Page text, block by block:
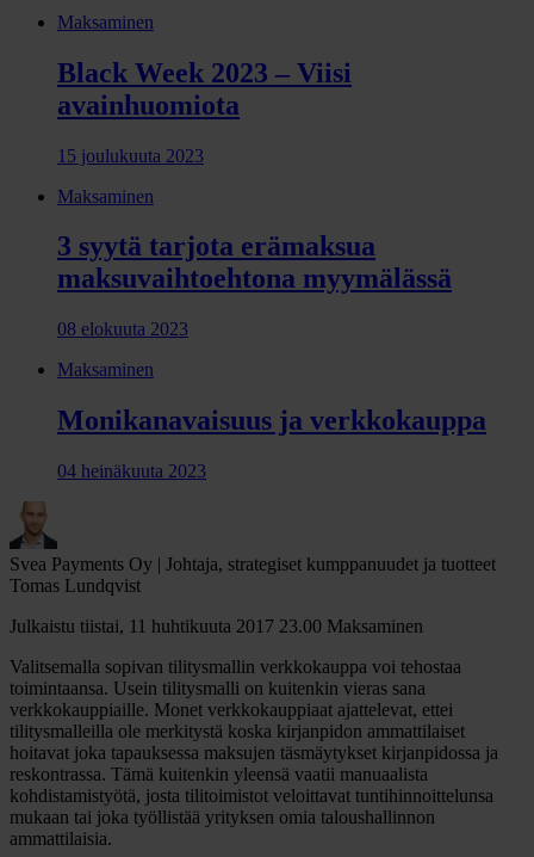
Maksaminen
Black Week 2023 – Viisi
avainhuomiota
15 joulukuuta 2023
Maksaminen
3 syytä tarjota erämaksua
maksuvaihtoehtona myymälässä
08 elokuuta 2023
Maksaminen
Monikanavaisuus ja verkkokauppa
04 heinäkuuta 2023
Svea Payments Oy | Johtaja, strategiset kumppanuudet ja tuotteet
Tomas Lundqvist
Julkaistu tiistai, 11 huhtikuuta 2017 23.00 Maksaminen
Valitsemalla sopivan tilitysmallin verkkokauppa voi tehostaa
toimintaansa. Usein tilitysmalli on kuitenkin vieras sana
verkkokauppiaille. Monet verkkokauppiaat ajattelevat, ettei
tilitysmalleilla ole merkitystä koska kirjanpidon ammattilaiset
hoitavat joka tapauksessa maksujen täsmäytykset kirjanpidossa ja
reskontrassa. Tämä kuitenkin yleensä vaatii manuaalista
kohdistamistyötä, josta tilitoimistot veloittavat tuntihinnoittelunsa
mukaan tai joka työllistää yrityksen omia taloushallinnon
ammattilaisia.